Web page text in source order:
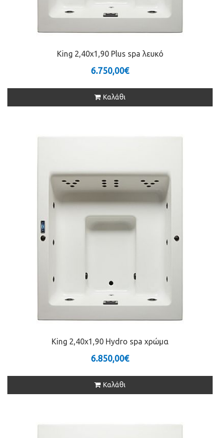
King 2,40x1,90 Plus spa λευκό
6.750,00€
Καλάθι
King 2,40x1,90 Hydro spa χρώμα
6.850,00€
Καλάθι